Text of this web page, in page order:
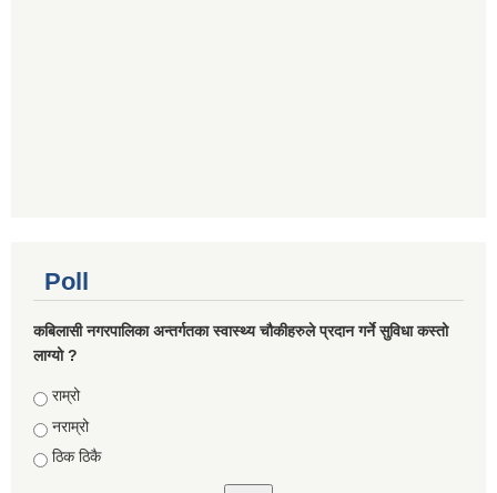
Poll
कबिलासी नगरपालिका अन्तर्गतका स्वास्थ्य चौकीहरुले प्रदान गर्ने सुविधा कस्तो
लाग्यो ?
Choices
राम्रो
नराम्रो
ठिक ठिकै